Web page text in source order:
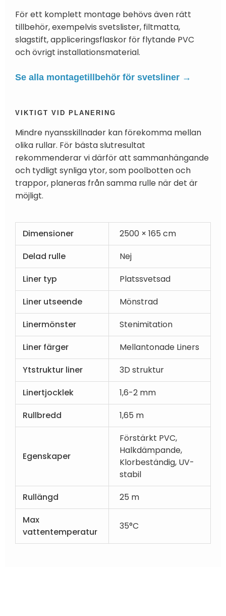
För ett komplett montage behövs även rätt
tillbehör, exempelvis svetslister, filtmatta,
slagstift, appliceringsflaskor för flytande PVC
och övrigt installationsmaterial.
Se alla montagetillbehör för svetsliner →
VIKTIGT VID PLANERING
Mindre nyansskillnader kan förekomma mellan
olika rullar. För bästa slutresultat
rekommenderar vi därför att sammanhängande
och tydligt synliga ytor, som poolbotten och
trappor, planeras från samma rulle när det är
möjligt.
Dimensioner
2500 × 165 cm
Delad rulle
Nej
Liner typ
Platssvetsad
Liner utseende
Mönstrad
Linermönster
Stenimitation
Liner färger
Mellantonade Liners
Ytstruktur liner
3D struktur
Linertjocklek
1,6-2 mm
Rullbredd
1,65 m
Egenskaper
Förstärkt PVC,
Halkdämpande,
Klorbeständig, UV-
stabil
Rullängd
25 m
Max
vattentemperatur
35°C